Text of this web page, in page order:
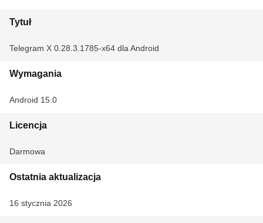
Tytuł
Telegram X 0.28.3.1785-x64 dla Android
Wymagania
Android 15.0
Licencja
Darmowa
Ostatnia aktualizacja
16 stycznia 2026